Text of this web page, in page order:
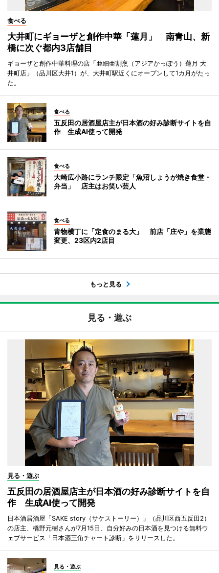
食べる
大井町にギョーザと創作中華「蓮月」 南青山、新
橋に次ぐ都内3店舗目
ギョーザと創作中華料理の店「亜細亜割烹（アジアかっぽう）蓮月 大
井町店」（品川区大井1）が、大井町駅近くにオープンして1カ月がたっ
た。
食べる
五反田の居酒屋店主が日本酒の好み診断サイトを自
作 生成AI使って開発
食べる
大崎広小路にランチ限定「魚沼しょうが焼き食堂・
弁当」 店主はお笑い芸人
食べる
青物横丁に「定食のまる大」 前店「庄や」を業態
変更、23区内2店目
もっと見る
見る・遊ぶ
見る・遊ぶ
五反田の居酒屋店主が日本酒の好み診断サイトを自
作 生成AI使って開発
日本酒居酒屋「SAKE story（サケストーリー）」（品川区西五反田2）
の店主、橋野元樹さんが7月15日、自分好みの日本酒を見つける無料ウ
ェブサービス「日本酒三角チャート診断」をリリースした。
見る・遊ぶ